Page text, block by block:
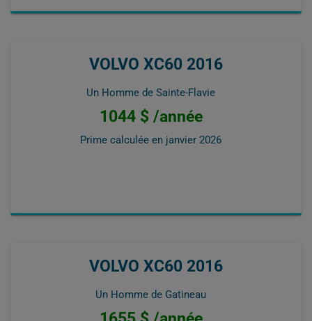
VOLVO XC60 2016
Un Homme de Sainte-Flavie
1044 $ /année
Prime calculée en janvier 2026
VOLVO XC60 2016
Un Homme de Gatineau